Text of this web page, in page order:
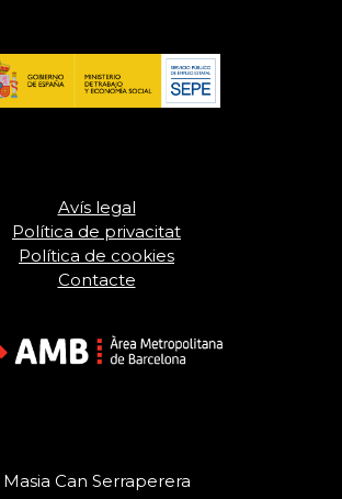
Avís legal
Política de privacitat
Política de cookies
Contacte
Masia Can Serraperera